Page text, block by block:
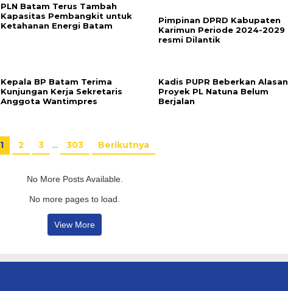
PLN Batam Terus Tambah
Kapasitas Pembangkit untuk
Ketahanan Energi Batam
Pimpinan DPRD Kabupaten
Karimun Periode 2024-2029
resmi Dilantik
Kepala BP Batam Terima
Kunjungan Kerja Sekretaris
Anggota Wantimpres
Kadis PUPR Beberkan Alasan
Proyek PL Natuna Belum
Berjalan
1 2 3 … 303 Berikutnya
No More Posts Available.
No more pages to load.
View More